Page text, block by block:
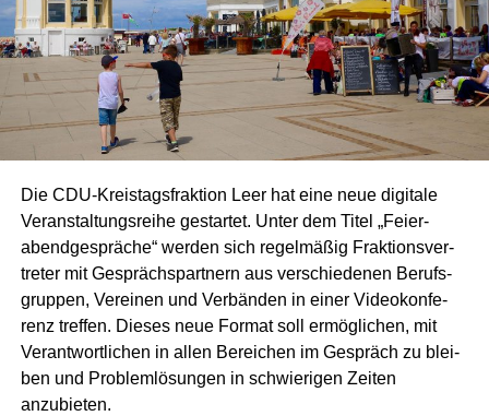
Die CDU-Kreis­tags­frak­ti­on Leer hat eine neue digi­ta­le
Ver­an­stal­tungs­rei­he gestar­tet. Unter dem Titel „Fei­er­
abend­ge­sprä­che“ wer­den sich regel­mä­ßig Frak­ti­ons­ver­
tre­ter mit Gesprächs­part­nern aus ver­schie­de­nen Berufs­
grup­pen, Ver­ei­nen und Ver­bän­den in einer Video­kon­fe­
renz tref­fen. Die­ses neue For­mat soll ermög­li­chen, mit
Ver­ant­wort­li­chen in allen Berei­chen im Gespräch zu blei­
ben und Pro­blem­lö­sun­gen in schwie­ri­gen Zei­ten
anzubieten.